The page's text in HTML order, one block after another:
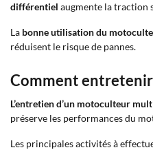
différentiel augmente la traction
La bonne utilisation du
réduisent le risque de pannes.
Comment
L’entretien d’un motoculteur
préserve les performances du
Les principales activités à